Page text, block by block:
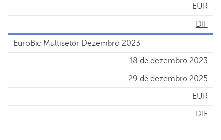
EUR
DIF
EuroBic Multisetor Dezembro 2023
18 de dezembro 2023
29 de dezembro 2025
EUR
DIF